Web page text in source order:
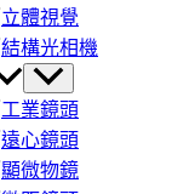
立體視覺
結構光相機
工業鏡頭
遠心鏡頭
顯微物鏡